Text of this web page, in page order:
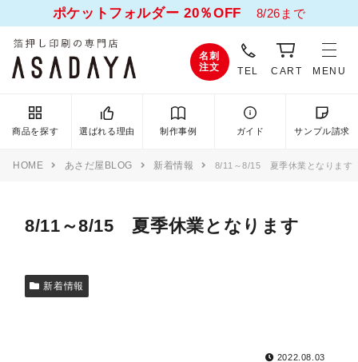
ポケットフォルダー 20％OFF 8/26まで
名刺
注文
TEL CART MENU
商品を探す 選ばれる理由 制作事例 ガイド サンプル請求
HOME あさだ屋BLOG 新着情報 8/11～8/15 夏季休業となります
8/11～8/15 夏季休業となります
新着情報
2022.08.03